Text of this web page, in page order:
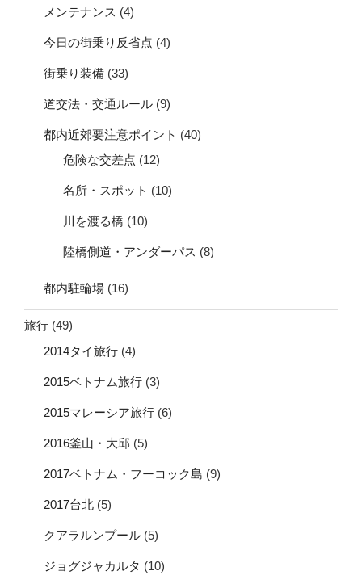
メンテナンス (4)
今日の街乗り反省点 (4)
街乗り装備 (33)
道交法・交通ルール (9)
都内近郊要注意ポイント (40)
危険な交差点 (12)
名所・スポット (10)
川を渡る橋 (10)
陸橋側道・アンダーパス (8)
都内駐輪場 (16)
旅行 (49)
2014タイ旅行 (4)
2015ベトナム旅行 (3)
2015マレーシア旅行 (6)
2016釜山・大邱 (5)
2017ベトナム・フーコック島 (9)
2017台北 (5)
クアラルンプール (5)
ジョグジャカルタ (10)